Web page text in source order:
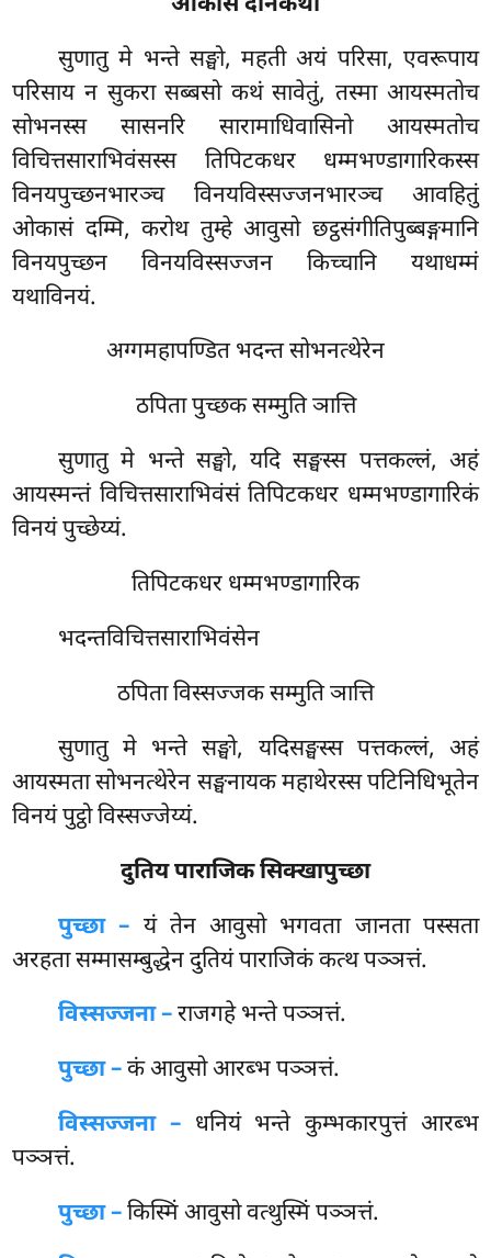
सुणातुमे भन्ते सङ्घो, महती अयं परिसा, एवरूपाय
परिसाय न सुकरा सब्बसो कथं सावेतुं, तस्मा आयस्मतोच
सोभनस्स सासनरि सारामाधिवासिनो आयस्मतोच
विचित्तसाराभिवंसस्स तिपिटकधर धम्मभण्डागारिकस्स
विनयपुच्छनभारञ्च विनयविस्सज्जनभारञ्च आवहितुं
ओकासं दम्मि, करोथ तुम्हे आवुसो छट्ठसंगीतिपुब्बङ्गमानि
विनयपुच्छन विनयविस्सज्जन किच्चानि यथाधम्मं
यथाविनयं.
अग्गमहापण्डित भदन्त सोभनत्थेरेन
ठपिता पुच्छक सम्मुति ञात्ति
सुणातु मे भन्ते सङ्घो, यदि सङ्घस्स पत्तकल्लं, अहं
आयस्मन्तं विचित्तसाराभिवंसं तिपिटकधर धम्मभण्डागारिकं
विनयं पुच्छेय्यं.
तिपिटकधर धम्मभण्डागारिक
भदन्तविचित्तसाराभिवंसेन
ठपिता विस्सज्जक सम्मुति ञात्ति
सुणातुमे भन्ते सङ्घो, यदिसङ्घस्स पत्तकल्लं, अहं
आयस्मता सोभनत्थेरेन सङ्घनायक महाथेरस्स पटिनिधिभूतेन
विनयं पुट्ठो विस्सज्जेय्यं.
दुतिय पाराजिक सिक्खापुच्छा
पुच्छा – यं तेन आवुसो भगवता जानता पस्सता
अरहता सम्मासम्बुद्धेन दुतियं पाराजिकं कत्थ पञ्ञत्तं.
विस्सज्जना –राजगहे भन्ते पञ्ञत्तं.
पुच्छा –कं आवुसो आरब्भ पञ्ञत्तं.
विस्सज्जना –धनियं भन्ते कुम्भकारपुत्तं आरब्भ
पञ्ञत्तं.
पुच्छा –किस्मिं आवुसो वत्थुस्मिं पञ्ञत्तं.